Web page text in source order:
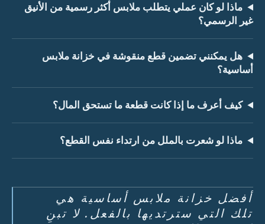
ماذا لو كان عملي يتطلب ملابس أكثر رسمية من الأنيق
غير الرسمي؟
هل يمكنني تضمين قطع منقوشة في خزانة ملابس
أساسية؟
كيف أعرف ما إذا كانت قطعة ما تستحق المال؟
ماذا لو شعرت بالملل من ارتداء نفس القطع؟
أفضل خزانة ملابس أساسية هي
تلك التي سترتديها بالفعل. لا تبنِ